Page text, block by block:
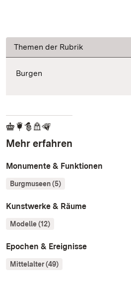
Themen der Rubrik
Burgen
Mehr erfahren
Monumente & Funktionen
Burgmuseen (5)
Kunstwerke & Räume
Modelle (12)
Epochen & Ereignisse
Mittelalter (49)